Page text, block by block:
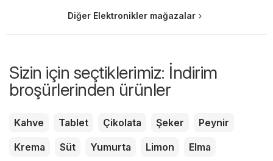
Diğer Elektronikler mağazalar
Sizin için seçtiklerimiz: İndirim
broşürlerinden ürünler
Kahve Tablet Çikolata Şeker
Peynir
Krema
Süt Yumurta Limon
Elma